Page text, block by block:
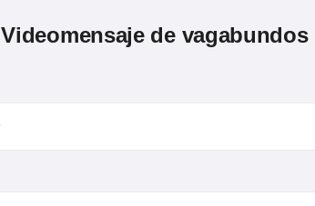
Videomensaje de vagabundos